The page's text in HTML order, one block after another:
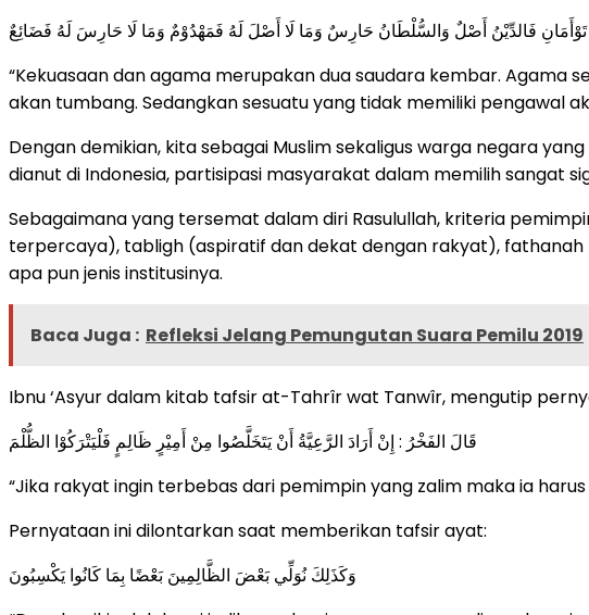
تَوْأَمَانِ فَالدِّيْنُ أَصْلٌ وَالسُّلْطَانُ حَارِسٌ وَمَا لَا أَصْلَ لَهُ فَمَهْدُوْمٌ وَمَا لَا حَارِسَ لَهُ فَضَائِعٌ
“Kekuasaan dan agama merupakan dua saudara kembar. Agama
akan tumbang. Sedangkan sesuatu yang tidak memiliki pengawal
Dengan demikian, kita sebagai Muslim sekaligus warga negara
dianut di Indonesia, partisipasi masyarakat dalam memilih sangat
Sebagaimana yang tersemat dalam diri Rasulullah, kriteria
terpercaya), tabligh (aspiratif dan dekat dengan rakyat), fathanah
apa pun jenis institusinya.
Baca Juga : Refleksi Jelang Pemungutan Suara Pemilu 2019
Ibnu ‘Asyur dalam kitab tafsir at-Tahrîr wat Tanwîr, mengutip
قَالَ الفَخْرُ : إِنْ أَرَادَ الرَّعِيَّةُ أَنْ يَتَخَلَّصُوا مِنْ أَمِيْرٍ ظَالِمٍ فَلْيَتْرَكُوْا الظُّلْمَ
“Jika rakyat ingin terbebas dari pemimpin yang zalim maka ia
Pernyataan ini dilontarkan saat memberikan tafsir ayat:
وَكَذَلِكَ نُوَلِّي بَعْضَ الظَّالِمِينَ بَعْضًا بِمَا كَانُوا يَكْسِبُونَ